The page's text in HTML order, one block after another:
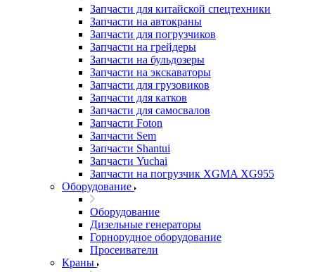
Запчасти для китайской спецтехники
Запчасти на автокраны
Запчасти для погрузчиков
Запчасти на грейдеры
Запчасти на бульдозеры
Запчасти на экскаваторы
Запчасти для грузовиков
Запчасти для катков
Запчасти для самосвалов
Запчасти Foton
Запчасти Sem
Запчасти Shantui
Запчасти Yuchai
Запчасти на погрузчик XGMA XG955
Оборудование
Оборудование
Дизельные генераторы
Горнорудное оборудование
Просеиватели
Краны